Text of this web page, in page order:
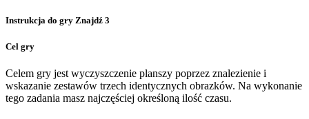
Instrukcja do gry Znajdź 3
Cel gry
Celem gry jest wyczyszczenie planszy poprzez znalezienie i
wskazanie zestawów trzech identycznych obrazków. Na wykonanie
tego zadania masz najczęściej określoną ilość czasu.